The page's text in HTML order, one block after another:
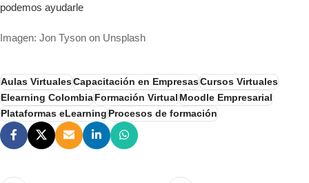
podemos ayudarle
Imagen: Jon Tyson on Unsplash
Aulas VirtualesCapacitación en EmpresasCursos Virtuales
Elearning ColombiaFormación Virtual Moodle Empresarial
Plataformas eLearning Procesos de formación